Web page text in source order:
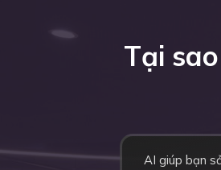
Tại
AI giúp bạn